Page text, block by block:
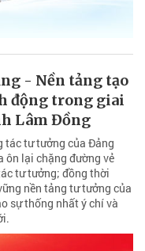
- Nền tảng tạo
động trong giai
Lâm Đồng
tác tư tưởng của Đảng
lại chặng đường vẻ
tư tưởng; đồng thời
nền tảng tư tưởng của
sự thống nhất ý chí và